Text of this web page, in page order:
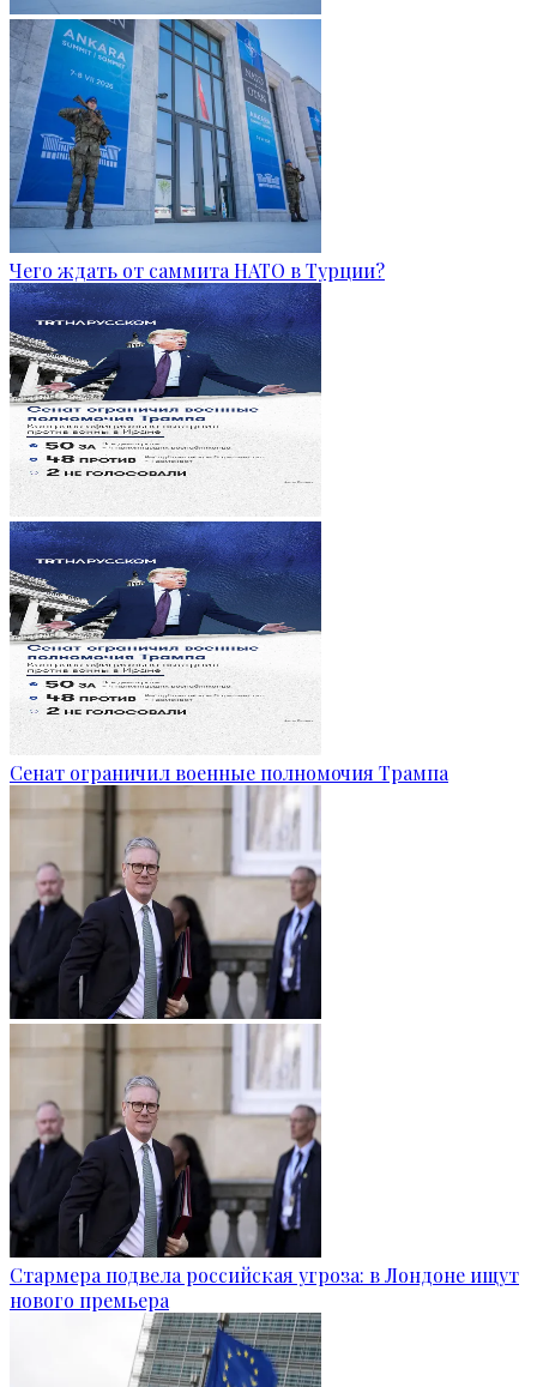
Чего ждать от саммита НАТО в Турции?
Сенат ограничил военные полномочия Трампа
Стармера подвела российская угроза: в Лондоне ищут
нового премьера